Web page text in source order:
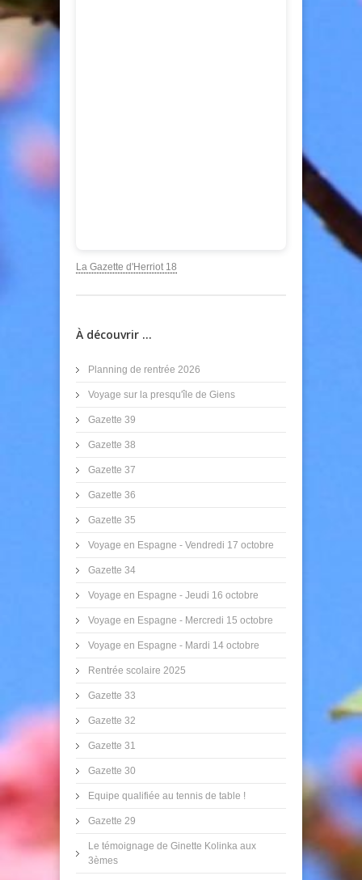
https://www.canva.com/design/DAF3flYxpv8/
La Gazette d'Herriot 18
À découvrir ...
Planning de rentrée 2026
Voyage sur la presqu'île de Giens
Gazette 39
Gazette 38
Gazette 37
Gazette 36
Gazette 35
Voyage en Espagne - Vendredi 17 octobre
Gazette 34
Voyage en Espagne - Jeudi 16 octobre
Voyage en Espagne - Mercredi 15 octobre
Voyage en Espagne - Mardi 14 octobre
Rentrée scolaire 2025
Gazette 33
Gazette 32
Gazette 31
Gazette 30
Equipe qualifiée au tennis de table !
Gazette 29
Le témoignage de Ginette Kolinka aux
3èmes